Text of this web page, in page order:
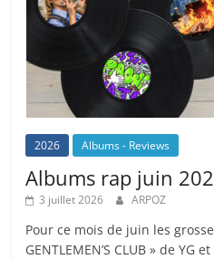
2026 Albums - Reviews
Albums rap juin
3 juillet 2026 ARPOZ
Pour ce mois de juin les
GENTLEMEN’S CLUB » de YG